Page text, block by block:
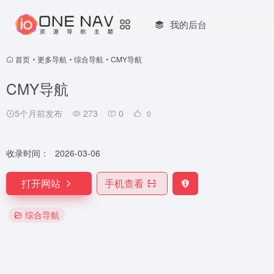
我的后台
首页 • 更多导航 • 综合导航 • CMY导航
CMY导航
5个月前发布 273 0 0
收录时间： 2026-03-06
打开网站 手机查看
综合导航